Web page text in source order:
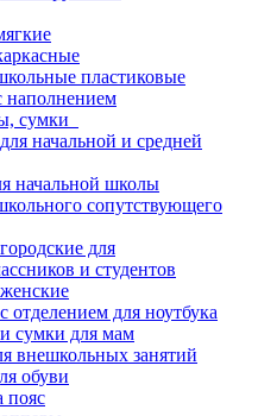
пластиковые
наполнением
сумки
начальной и средней
начальной школы
сопутствующего
для
и студентов
отделением для ноутбука
сумки для мам
внешкольных занятий
обуви
пояс